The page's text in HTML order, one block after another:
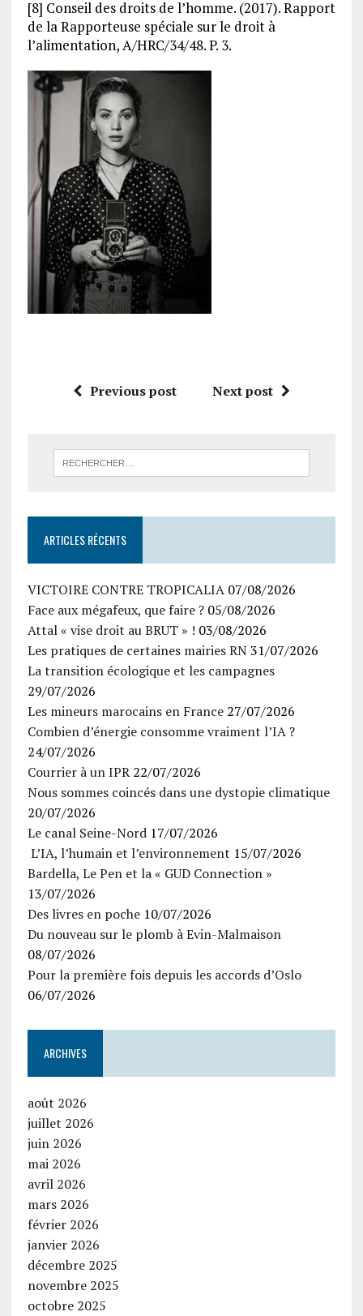
[8] Conseil des droits de l’homme. (2017). Rapport
de la Rapporteuse spéciale sur le droit à
l’alimentation, A/HRC/34/48. P. 3.
Previous post Next post
ARTICLES RÉCENTS
VICTOIRE CONTRE TROPICALIA 07/08/2026
Face aux mégafeux, que faire ? 05/08/2026
Attal « vise droit au BRUT » ! 03/08/2026
Les pratiques de certaines mairies RN 31/07/2026
La transition écologique et les campagnes
29/07/2026
Les mineurs marocains en France 27/07/2026
Combien d’énergie consomme vraiment l’IA ?
24/07/2026
Courrier à un IPR 22/07/2026
Nous sommes coincés dans une dystopie climatique
20/07/2026
Le canal Seine-Nord 17/07/2026
L’IA, l’humain et l’environnement 15/07/2026
Bardella, Le Pen et la « GUD Connection »
13/07/2026
Des livres en poche 10/07/2026
Du nouveau sur le plomb à Evin-Malmaison
08/07/2026
Pour la première fois depuis les accords d’Oslo
06/07/2026
ARCHIVES
août 2026
juillet 2026
juin 2026
mai 2026
avril 2026
mars 2026
février 2026
janvier 2026
décembre 2025
novembre 2025
octobre 2025